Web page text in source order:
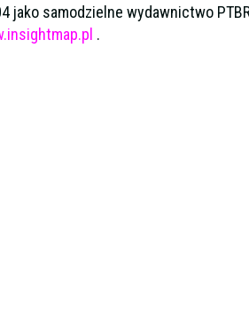
samodzielne wydawnictwo
.